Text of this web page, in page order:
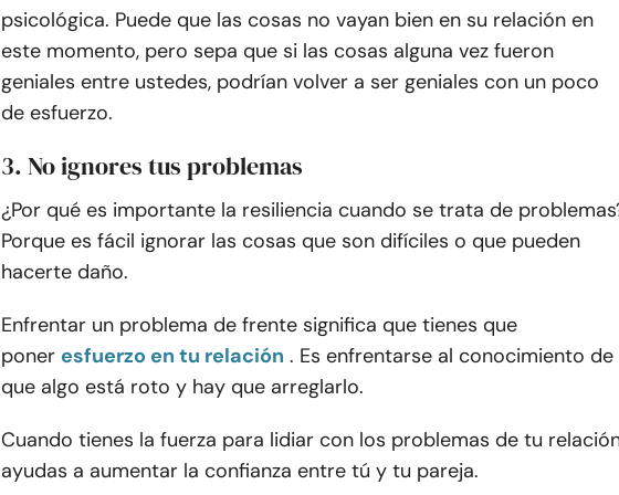
psicológica. Puede que las cosas no vayan bien en su relación en
este momento, pero sepa que si las cosas alguna vez fueron
geniales entre ustedes, podrían volver a ser geniales con un poco
de esfuerzo.
3. No ignores tus problemas
¿Por qué es importante la resiliencia cuando se trata de
Porque es fácil ignorar las cosas que son difíciles o que pueden
hacerte daño.
Enfrentar un problema de frente significa que tienes que
poner esfuerzo en tu relación . Es enfrentarse al conocimiento de
que algo está roto y hay que arreglarlo.
Cuando tienes la fuerza para lidiar con los problemas de tu
ayudas a aumentar la confianza entre tú y tu pareja.